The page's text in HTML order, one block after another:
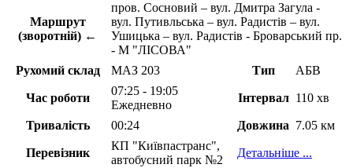
Маршрут
(зворотній) ←
пров. Сосновий – вул. Дмитра Загула -
вул. Путивльська – вул. Радистів – вул.
Ушицька – вул. Радистів - Броварський пр.
- М "ЛІСОВА"
Рухомий склад
МАЗ 203 Тип АБВ
Час роботи
07:25 - 19:05
Ежедневно
Інтервал 110 хв
Тривалість 00:24 Довжина 7.05 км
Перевізник
КП "Київпастранс",
автобусний парк №2
Детальніше ...